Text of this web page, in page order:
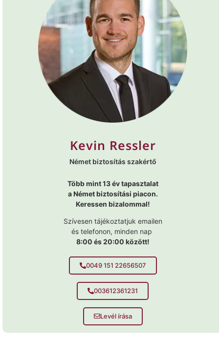
Kevin Ressler
Német biztosítás szakértő
Több mint 13 év tapasztalat
a Német biztosítási piacon.
Keressen bizalommal!
Szívesen tájékoztatjuk emailen
és telefonon, minden nap
8:00 és 20:00 között!
0049 151 22656507
003612361231
Levél írása